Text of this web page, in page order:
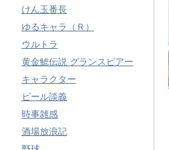
けん玉番長
ゆるキャラ（Ｒ）
ウルトラ
黄金鯱伝説 グランスピアー
キャラクター
ビール談義
時事雑感
酒場放浪記